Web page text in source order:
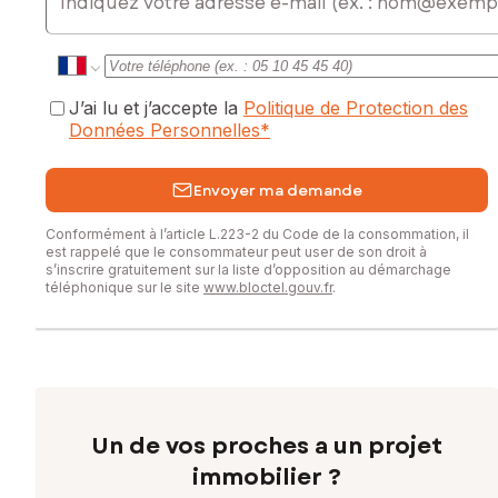
J’ai lu et j’accepte la Politique de Protection des
Données Personnelles*
Envoyer ma demande
Conformément à l’article L.223-2 du Code de la consommation, il
est rappelé que le consommateur peut user de son droit à
s’inscrire gratuitement sur la liste d’opposition au démarchage
téléphonique sur le site www.bloctel.gouv.fr.
Un de vos proches a un projet
immobilier ?